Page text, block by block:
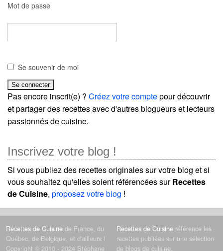
Mot de passe
Se souvenir de moi
Pas encore inscrit(e) ? Créez votre comptepour découvrir
et partager des recettes avec d'autres blogueurs et lecteurs
passionnés de cuisine.
Inscrivez votre blog !
Si vous publiez des recettes originales sur votre blog et si
vous souhaitez qu'elles soient référencées surRecettes
de Cuisine, proposez votre blog !
Recettes de Cuisine de France, du
Québec, de Belgique, et d'ailleurs !
Copyright © 2010 - 2024 Stéphane
Recettes de Cuisine référence les
recettes publiées sur une sélection
de blogs de cuisine.